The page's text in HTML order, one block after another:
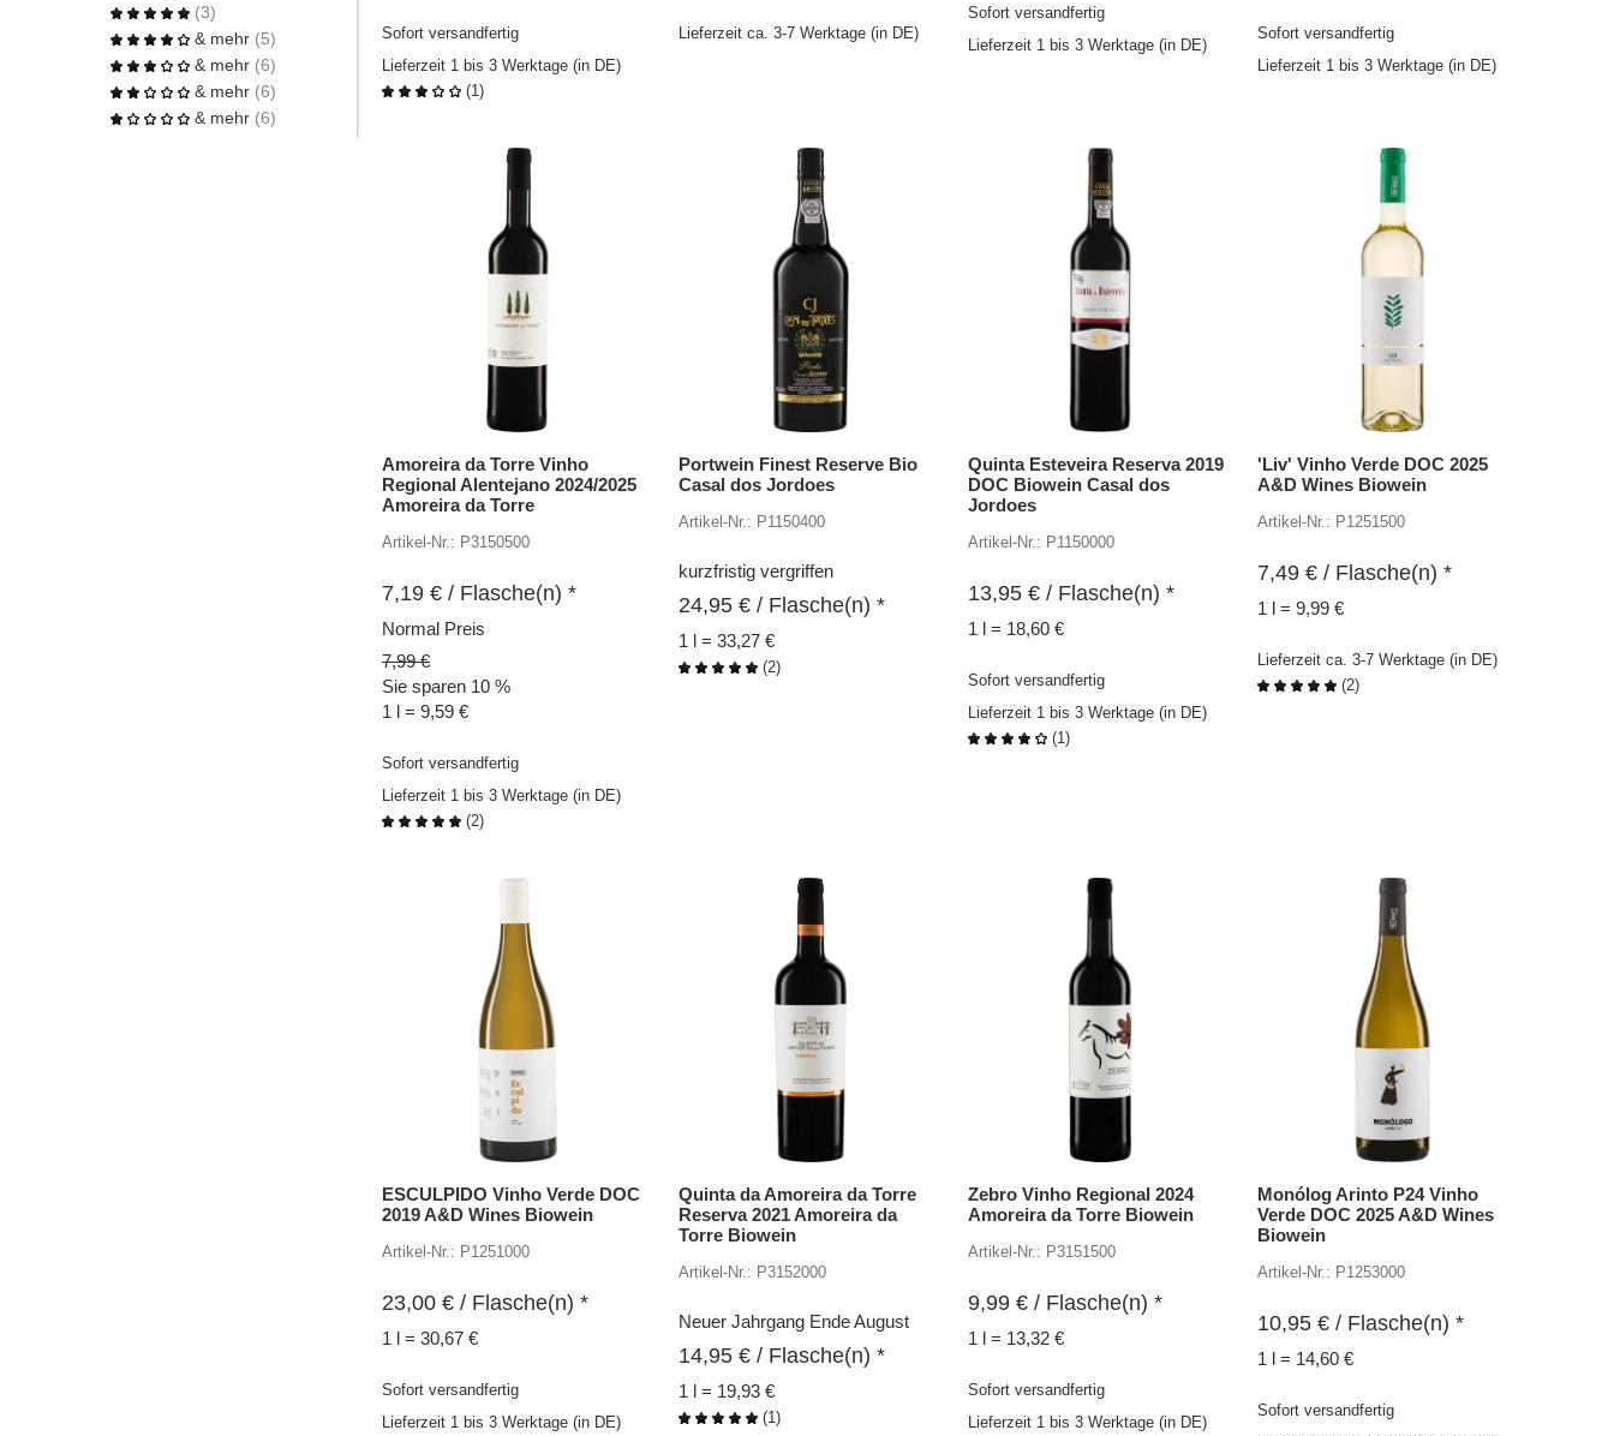
(3)
& mehr (5)
& mehr (6)
& mehr (6)
& mehr (6)
Sofort versandfertig
Lieferzeit 1 bis 3 Werktage (in DE)
(1 )
Lieferzeit ca. 3-7 Werktage (in DE)
Sofort versandfertig
Lieferzeit 1 bis 3 Werktage (in DE)
Sofort versandfertig
Lieferzeit 1 bis 3 Werktage (in DE)
Amoreira da Torre Vinho
Regional Alentejano 2024/2025
Amoreira da Torre
Artikel-Nr.: P3150500
7,19 € / Flasche(n) *
Normal Preis
7,99 €
Sie sparen 10 %
1 l = 9,59 €
Sofort versandfertig
Lieferzeit 1 bis 3 Werktage (in DE)
(2)
Portwein Finest Reserve Bio
Casal dos Jordoes
Artikel-Nr.: P1150400
kurzfristig vergriffen
24,95 € / Flasche(n) *
1 l = 33,27 €
(2)
Quinta Esteveira Reserva 2019
DOC Biowein Casal dos
Jordoes
Artikel-Nr.: P1150000
13,95 € / Flasche(n) *
1 l = 18,60 €
Sofort versandfertig
Lieferzeit 1 bis 3 Werktage (in DE)
(1 )
'Liv' Vinho Verde DOC 2025
A&D Wines Biowein
Artikel-Nr.: P1251500
7,49 € / Flasche(n) *
1 l = 9,99 €
Lieferzeit ca. 3-7 Werktage (in DE)
(2)
ESCULPIDO Vinho Verde DOC
2019 A&D Wines Biowein
Artikel-Nr.: P1251000
23,00 € / Flasche(n) *
1 l = 30,67 €
Sofort versandfertig
Lieferzeit 1 bis 3 Werktage (in DE)
Quinta da Amoreira da Torre
Reserva 2021 Amoreira da
Torre Biowein
Artikel-Nr.: P3152000
Neuer Jahrgang Ende August
14,95 € / Flasche(n) *
1 l = 19,93 €
(1 )
Zebro Vinho Regional 2024
Amoreira da Torre Biowein
Artikel-Nr.: P3151500
9,99 € / Flasche(n) *
1 l = 13,32 €
Sofort versandfertig
Lieferzeit 1 bis 3 Werktage (in DE)
Monólog Arinto P24 Vinho
Verde DOC 2025 A&D Wines
Biowein
Artikel-Nr.: P1253000
10,95 € / Flasche(n) *
1 l = 14,60 €
Sofort versandfertig